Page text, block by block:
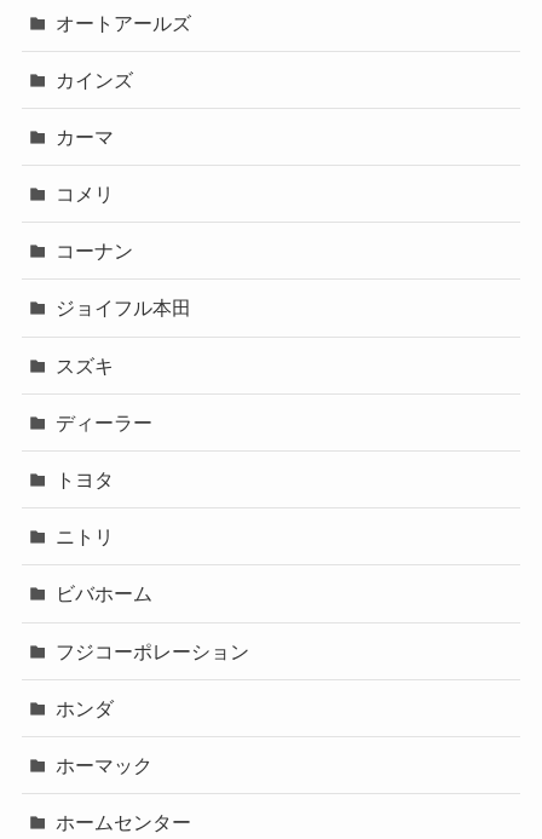
オートアールズ
カインズ
カーマ
コメリ
コーナン
ジョイフル本田
スズキ
ディーラー
トヨタ
ニトリ
ビバホーム
フジコーポレーション
ホンダ
ホーマック
ホームセンター